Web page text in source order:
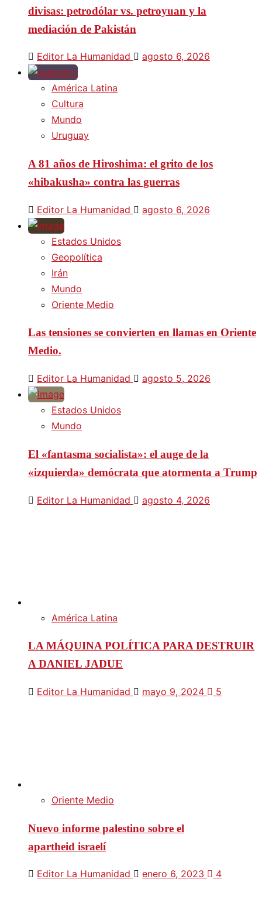
divisas: petrodólar vs. petroyuan y la
mediación de Pakistán
Editor La Humanidad agosto 6, 2026
América Latina
Cultura
Mundo
Uruguay
A 81 años de Hiroshima: el grito de los
«hibakusha» contra las guerras
Editor La Humanidad agosto 6, 2026
Estados Unidos
Geopolítica
Irán
Mundo
Oriente Medio
Las tensiones se convierten en llamas en Oriente
Medio.
Editor La Humanidad agosto 5, 2026
Estados Unidos
Mundo
El «fantasma socialista»: el auge de la
«izquierda» demócrata que atormenta a Trump
Editor La Humanidad agosto 4, 2026
América Latina
LA MÁQUINA POLÍTICA PARA DESTRUIR
A DANIEL JADUE
Editor La Humanidad mayo 9, 2024 5
Oriente Medio
Nuevo informe palestino sobre el
apartheid israelí
Editor La Humanidad enero 6, 2023 4